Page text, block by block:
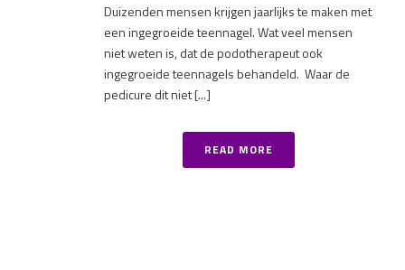
Duizenden mensen krijgen jaarlijks te maken met
een ingegroeide teennagel. Wat veel mensen
niet weten is, dat de podotherapeut ook
ingegroeide teennagels behandeld. Waar de
pedicure dit niet [...]
READ MORE